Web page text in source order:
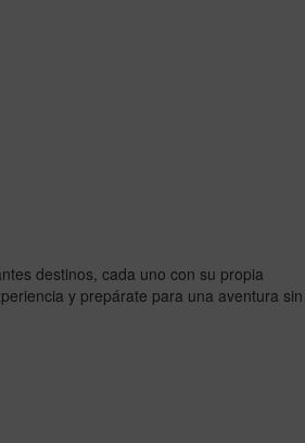
destinos, cada uno con su propia
y prepárate para una aventura sin